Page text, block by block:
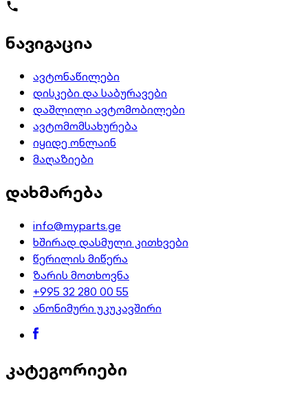
ნავიგაცია
ავტონაწილები
დისკები და საბურავები
დაშლილი ავტომობილები
ავტომომსახურება
იყიდე ონლაინ
მაღაზიები
დახმარება
info@myparts.ge
ხშირად დასმული კითხვები
წერილის მიწერა
ზარის მოთხოვნა
+995 32 280 00 55
ანონიმური უკუკავშირი
კატეგორიები